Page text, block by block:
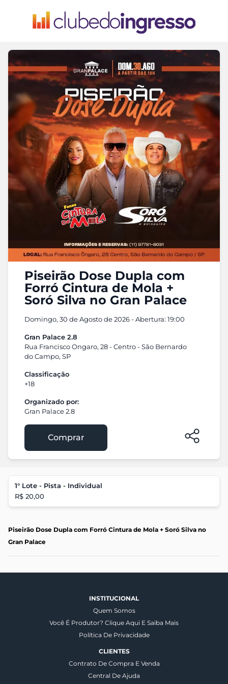
Piseirão Dose Dupla com
Forró Cintura de Mola +
Soró Silva no Gran Palace
Domingo, 30 de Agosto de 2026 - Abertura: 19:00
Gran Palace 2.8
Rua Francisco Ongaro, 28 - Centro - São Bernardo
do Campo, SP
Classificação
+18
Organizado por:
Gran Palace 2.8
Comprar
1° Lote - Pista - Individual
R$ 20,00
Piseirão Dose Dupla com Forró Cintura de Mola + Soró Silva no
Gran Palace
INSTITUCIONAL
Quem Somos
Você É Produtor? Clique Aqui E Saiba Mais
Política De Privacidade
CLIENTES
Contrato De Compra E Venda
Central De Ajuda